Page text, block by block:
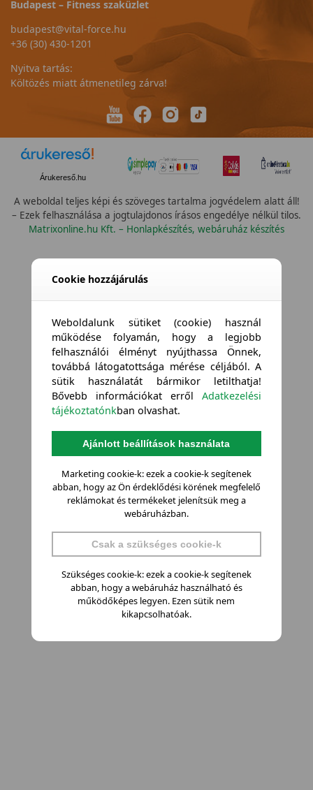
Budapest – Fitness szaküzlet
budapest@vital-force.hu
+36 (30) 430-1201
Nyitva tartás:
Költözés miatt átmenetileg zárva!
Árukereső.hu
A weboldal teljes képi és szöveges tartalma jogvédelem alatt áll!
– Ezek felhasználása a jogtulajdonos írásos engedélye nélkül tilos.
Matrixonline.hu Kft. – Honlapkészítés, webáruház készítés
Cookie hozzájárulás
Weboldalunk sütiket (cookie) használ
működése folyamán, hogy a legjobb
felhasználói élményt nyújthassa Önnek,
továbbá látogatottsága mérése céljából. A
sütik használatát bármikor letilthatja!
Bővebb információkat errőlAdatkezelési
tájékoztatónkban olvashat.
Ajánlott beállítások használata
Marketing cookie-k: ezek a cookie-k segítenek
abban, hogy az Ön érdeklődési körének megfelelő
reklámokat és termékeket jelenítsük meg a
webáruházban.
Csak a szükséges cookie-k
Szükséges cookie-k: ezek a cookie-k segítenek
abban, hogy a webáruház használható és
működőképes legyen. Ezen sütik nem
kikapcsolhatóak.